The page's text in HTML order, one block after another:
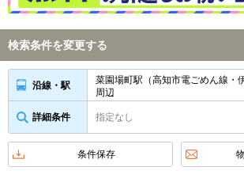
検索条件を変更する
沿線・駅
菜園場町駅（高知市電ごめん線・
周辺
詳細条件 指定なし
条件保存